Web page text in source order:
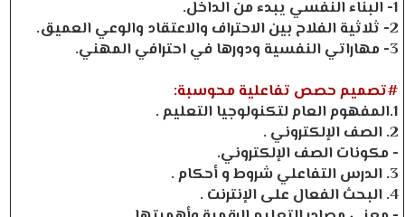
1- البناء النفسي يبدء من الداخل.
2- ثلاثية الفلاح بين الاحتراف والاعتقاد والوعي العميق.
3- مهاراتي النفسية ودورها في احترافي المهني.
#تصميم حصص تفاعلية محوسبة:
1.المفهوم العام لتكنولوجيا التعليم .
2. الصف الإلكتروني .
- مكونات الصف الإلكتروني.
3. الدرس التفاعلي شروط و أحكام .
4. البحث الفعال على الإنترنت .